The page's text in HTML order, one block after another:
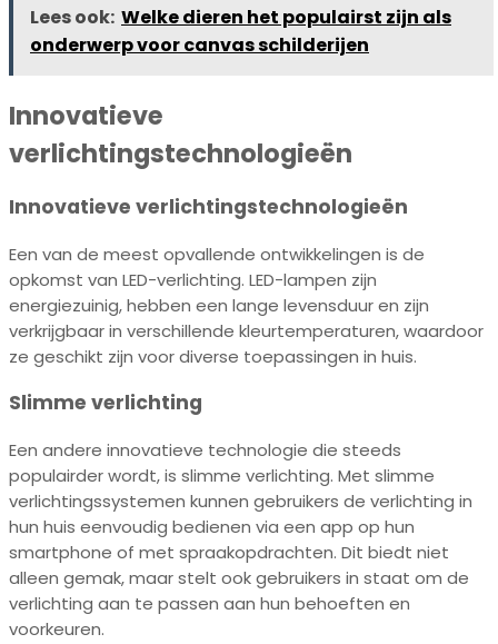
Lees ook: Welke dieren het populairst zijn als
onderwerp voor canvas schilderijen
Innovatieve
verlichtingstechnologieën
Innovatieve verlichtingstechnologieën
Een van de meest opvallende ontwikkelingen is de
opkomst van LED-verlichting. LED-lampen zijn
energiezuinig, hebben een lange levensduur en zijn
verkrijgbaar in verschillende kleurtemperaturen, waardoor
ze geschikt zijn voor diverse toepassingen in huis.
Slimme verlichting
Een andere innovatieve technologie die steeds
populairder wordt, is slimme verlichting. Met slimme
verlichtingssystemen kunnen gebruikers de verlichting in
hun huis eenvoudig bedienen via een app op hun
smartphone of met spraakopdrachten. Dit biedt niet
alleen gemak, maar stelt ook gebruikers in staat om de
verlichting aan te passen aan hun behoeften en
voorkeuren.